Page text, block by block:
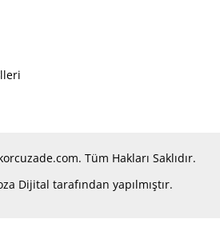
Tüm Hakları Saklıdır.
Dijital tarafından yapılmıştır.